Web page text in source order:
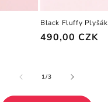
Black Fluffy Plyšák
Běžná
490,00 CZK
1/z3